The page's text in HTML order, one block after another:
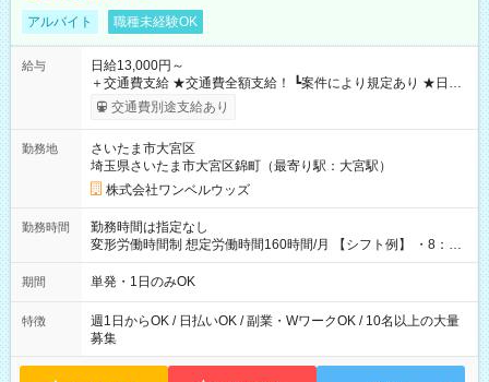
アルバイト 職種未経験OK
給与
日給13,000円～
＋交通費支給 ★交通費全額支給！ ┗案件により規定あり ★日払
いOK！（規定あり） ┗働いたその日に現金GET♪ お仕事後はコ
ンビニATMから 日払い分を引き落とせます！ 【試用期間】試
交通費別途支給あり
勤務地
さいたま市大宮区
埼玉県さいたま市大宮区錦町（最寄り駅：大宮駅）
株式会社ワンベルウッズ
勤務時間
勤務時間は指定なし
変形労働時間制 想定労働時間160時間/月 【シフト例】 ・8：00
～21：00
期間 単発・1日のみOK
特徴
週1日からOK / 日払いOK / 副業・WワークOK / 10名以上の大量
募集